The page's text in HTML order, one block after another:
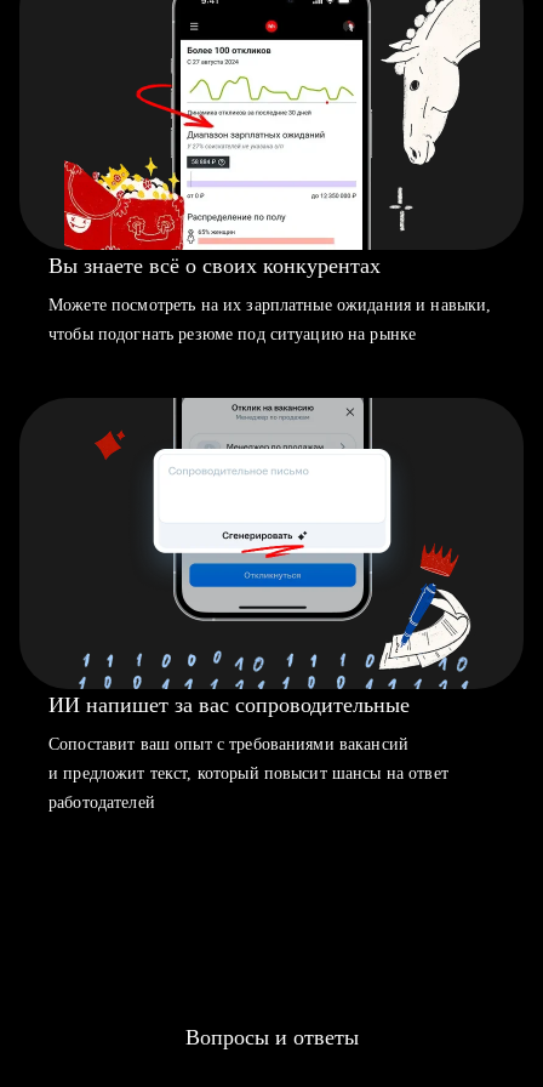
Вы знаете всё о своих конкурентах
Можете посмотреть на их зарплатные ожидания и навыки,
чтобы подогнать резюме под ситуацию на рынке
ИИ напишет за вас сопроводительные
Сопоставит ваш опыт с требованиями вакансий
и предложит текст, который повысит шансы на ответ
работодателей
Вопросы и ответы